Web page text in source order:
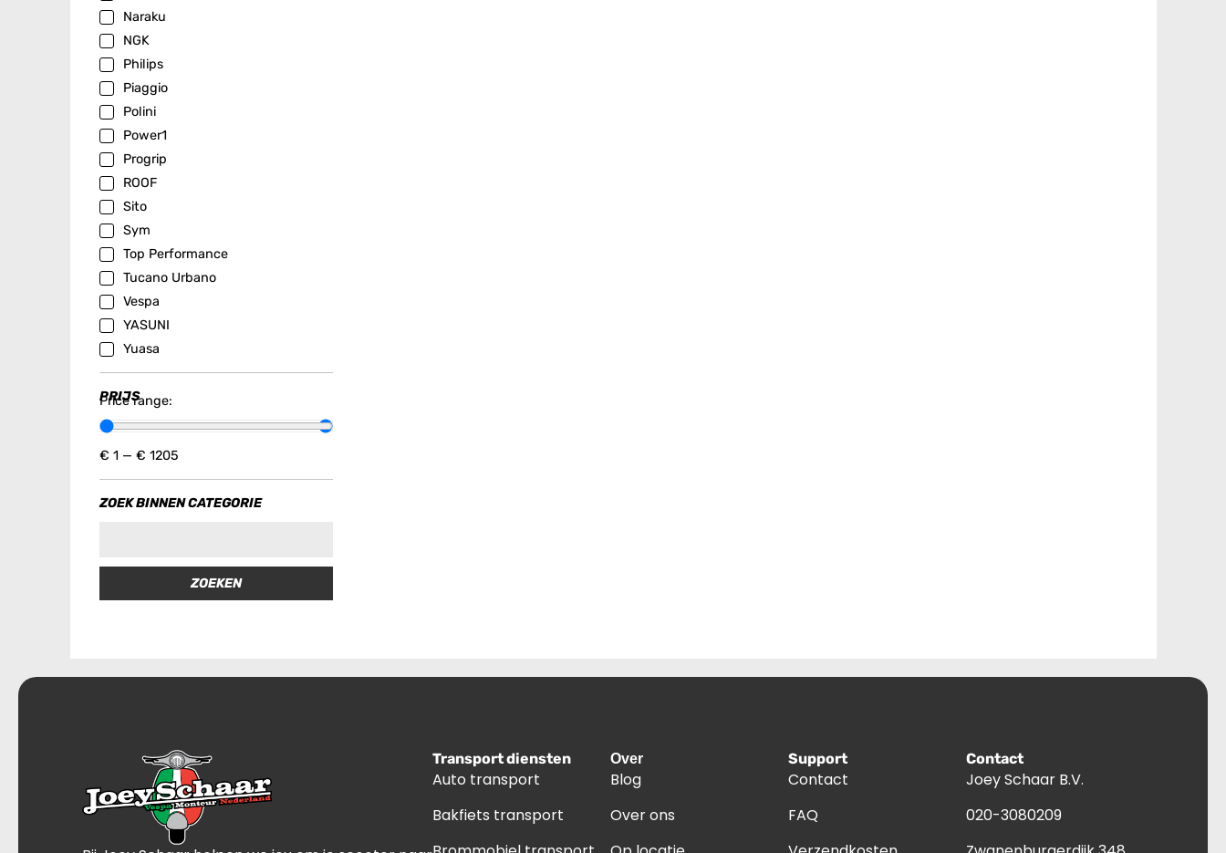
Naraku
NGK
Philips
Piaggio
Polini
Power1
Progrip
ROOF
Sito
Sym
Top Performance
Tucano Urbano
Vespa
YASUNI
Yuasa
PRIJS
Price range:
€ 1 — € 1205
ZOEK BINNEN CATEGORIE
ZOEKEN
Transport diensten
Auto transport
Bakfiets transport
Over
Blog
Over ons
Support
Contact
FAQ
Contact
Joey Schaar B.V.
020-3080209